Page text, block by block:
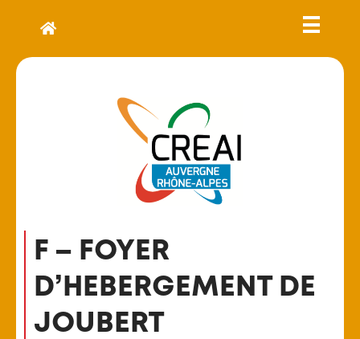
F – FOYER
D’HEBERGEMENT DE
JOUBERT